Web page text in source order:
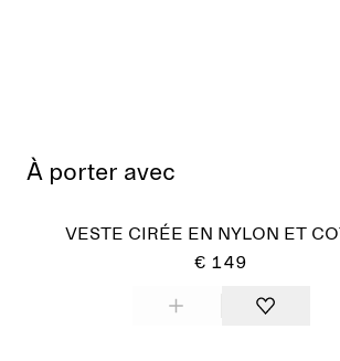
À porter avec
VESTE CIRÉE EN NYLON ET
€ 149